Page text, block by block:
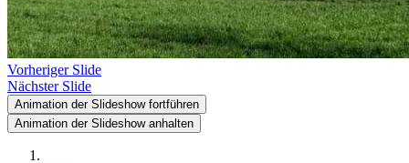
Vorheriger Slide
Nächster Slide
Animation der Slideshow fortführen
Animation der Slideshow anhalten